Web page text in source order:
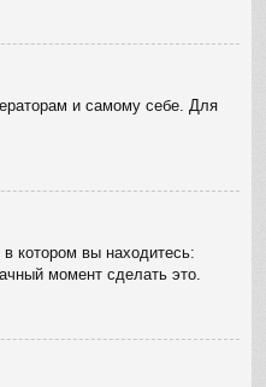
и самому себе. Для
котором вы находитесь:
момент сделать это.